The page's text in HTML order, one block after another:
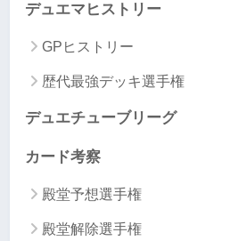
デュエマヒストリー
GPヒストリー
歴代最強デッキ選手権
デュエチューブリーグ
カード考察
殿堂予想選手権
殿堂解除選手権